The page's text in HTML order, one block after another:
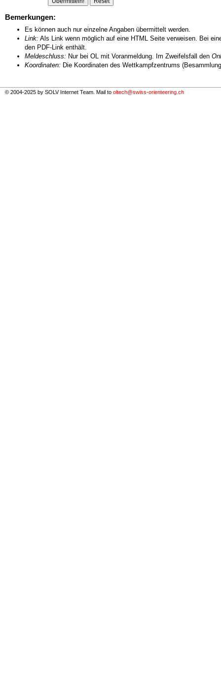
Bemerkungen:
Es können auch nur einzelne Angaben übermittelt werden.
Link: Als Link wenn möglich auf eine HTML Seite verweisen. Bei
den PDF-Link enthält.
Meldeschluss: Nur bei OL mit Voranmeldung. Im Zweifelsfall den
Koordinaten: Die Koordinaten des Wettkampfzentrums
© 2004-2025 by SOLV Internet Team. Mail to oltech@swiss-orienteering.ch